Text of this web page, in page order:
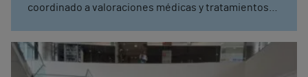
coordinado a valoraciones médicas y tratamientos